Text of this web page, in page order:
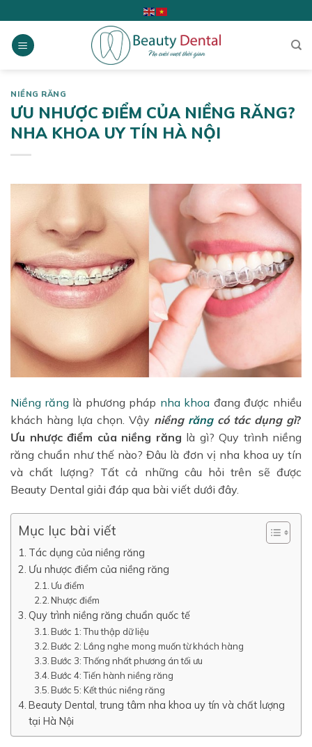
to
content
NIỀNG RĂNG
ƯU NHƯỢC ĐIỂM CỦA NIỀNG RĂNG?
NHA KHOA UY TÍN HÀ NỘI
Niềng rănglà phương pháp nha khoa đang được nhiều
khách hàng lựa chọn. Vậy niềng răngcó tác dụng gì?
Ưu nhược điểm của niềng răng là gì? Quy trình niềng
răng chuẩn như thế nào? Đâu là đơn vị nha khoa uy tín
và chất lượng? Tất cả những câu hỏi trên sẽ được
Beauty Dental giải đáp qua bài viết dưới đây.
Mục lục bài viết
Tác dụng của niềng răng
Ưu nhược điểm của niềng răng
Ưu điểm
Nhược điểm
Quy trình niềng răng chuẩn quốc tế
Bước 1: Thu thập dữ liệu
Bước 2: Lắng nghe mong muốn từ khách hàng
Bước 3: Thống nhất phương án tối ưu
Bước 4: Tiến hành niềng răng
Bước 5: Kết thúc niềng răng
Beauty Dental, trung tâm nha khoa uy tín và chất lượng
tại Hà Nội